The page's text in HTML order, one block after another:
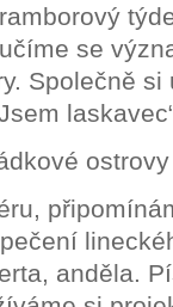
se
Společně
ostrovy
anděla.